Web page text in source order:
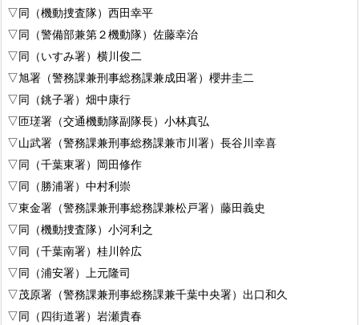
▽同（機動捜査隊）西田幸平
▽同（警備部兼第２機動隊）佐藤幸治
▽同（いすみ署）横川俊二
▽旭署（警務課兼刑事総務課兼成田署）櫻井圭二
▽同（銚子署）畑中康行
▽匝瑳署（交通機動隊副隊長）小林真弘
▽山武署（警務課兼刑事総務課兼市川署）長谷川幸喜
▽同（千葉東署）岡田修作
▽同（勝浦署）中村利崇
▽東金署（警務課兼刑事総務課兼松戸署）藤田義史
▽同（機動捜査隊）小河利之
▽同（千葉南署）桂川幹広
▽同（浦安署）上元隆司
▽茂原署（警務課兼刑事総務課兼千葉中央署）出口和久
▽同（四街道署）岩瀬貴春